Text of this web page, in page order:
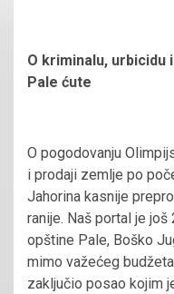
O kriminalu, urbicidu
Pale ćute
O pogodovanju
i prodaji zemlje po
Jahorina kasnije
ranije. Naš portal je
opštine Pale, Boško
mimo važećeg
zaključio posao kojim